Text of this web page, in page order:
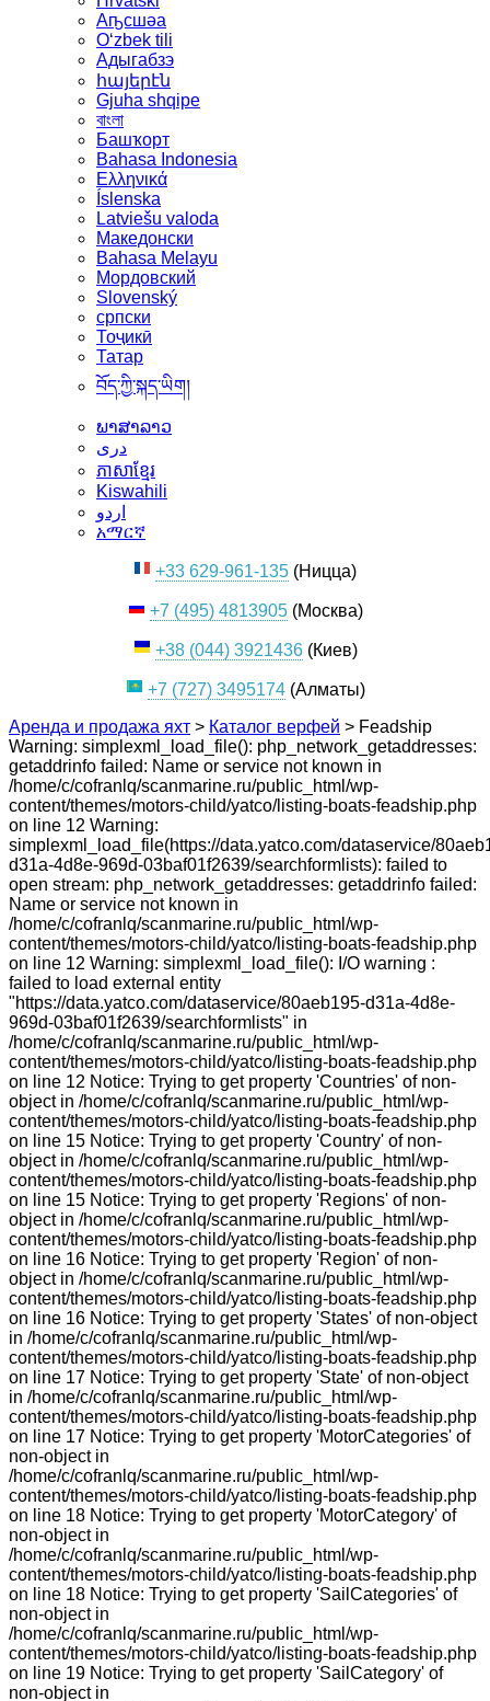
Аҧсшәа
Oʻzbek tili
Адыгабзэ
հայերէն
Gjuha shqipe
বাংলা
Башҡорт
Bahasa Indonesia
Ελληνικά
Íslenska
Latviešu valoda
Македонски
Bahasa Melayu
Мордовский
Slovenský
српски
Тоҷикӣ
Татар
བོད་ཀྱི་སྐད་ཡིག།
ພາສາລາວ
دری
ភាសាខ្មែរ
Kiswahili
اردو
አማርኛ
+33 629-961-135 (Ницца)
+7 (495) 4813905(Москва)
+38 (044) 3921436(Киев)
+7 (727) 3495174(Алматы)
Аренда и продажа яхт > Каталог верфей > Feadship
Warning: simplexml_load_file(): php_network_getaddresses:
getaddrinfo failed: Name or service not known in
/home/c/cofranlq/scanmarine.ru/public_html/wp-
content/themes/motors-child/yatco/listing-boats-feadship.php
on line 12 Warning:
simplexml_load_file(https://data.yatco.com/dataservice/
d31a-4d8e-969d-03baf01f2639/searchformlists): failed to
open stream: php_network_getaddresses: getaddrinfo failed:
Name or service not known in
/home/c/cofranlq/scanmarine.ru/public_html/wp-
content/themes/motors-child/yatco/listing-boats-feadship.php
on line 12 Warning: simplexml_load_file(): I/O warning :
failed to load external entity
"https://data.yatco.com/dataservice/80aeb195-d31a-4d8e-
969d-03baf01f2639/searchformlists" in
/home/c/cofranlq/scanmarine.ru/public_html/wp-
content/themes/motors-child/yatco/listing-boats-feadship.php
on line 12 Notice: Trying to get property 'Countries' of non-
object in /home/c/cofranlq/scanmarine.ru/public_html/wp-
content/themes/motors-child/yatco/listing-boats-feadship.php
on line 15 Notice: Trying to get property 'Country' of non-
object in /home/c/cofranlq/scanmarine.ru/public_html/wp-
content/themes/motors-child/yatco/listing-boats-feadship.php
on line 15 Notice: Trying to get property 'Regions' of non-
object in /home/c/cofranlq/scanmarine.ru/public_html/wp-
content/themes/motors-child/yatco/listing-boats-feadship.php
on line 16 Notice: Trying to get property 'Region' of non-
object in /home/c/cofranlq/scanmarine.ru/public_html/wp-
content/themes/motors-child/yatco/listing-boats-feadship.php
on line 16 Notice: Trying to get property 'States' of non-object
in /home/c/cofranlq/scanmarine.ru/public_html/wp-
content/themes/motors-child/yatco/listing-boats-feadship.php
on line 17 Notice: Trying to get property 'State' of non-object
in /home/c/cofranlq/scanmarine.ru/public_html/wp-
content/themes/motors-child/yatco/listing-boats-feadship.php
on line 17 Notice: Trying to get property 'MotorCategories' of
non-object in
/home/c/cofranlq/scanmarine.ru/public_html/wp-
content/themes/motors-child/yatco/listing-boats-feadship.php
on line 18 Notice: Trying to get property 'MotorCategory' of
non-object in
/home/c/cofranlq/scanmarine.ru/public_html/wp-
content/themes/motors-child/yatco/listing-boats-feadship.php
on line 18 Notice: Trying to get property 'SailCategories' of
non-object in
/home/c/cofranlq/scanmarine.ru/public_html/wp-
content/themes/motors-child/yatco/listing-boats-feadship.php
on line 19 Notice: Trying to get property 'SailCategory' of
non-object in